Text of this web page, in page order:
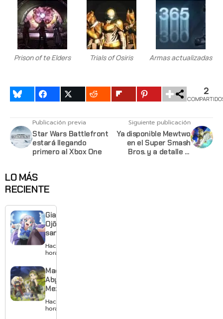
Prison of te Elders Trials of Osiris Armas actualizadas
2
Publicación previa
Star Wars Battlefront
estará llegando
primero al Xbox One
Siguiente publicación
Ya disponible Mewtwo
en el Super Smash
Bros. y a detalle la
LO MÁS
RECIENTE
Giant
Ojō-
sama
revela
visual y
estreno
para
enero de
Hace 18
horas
Made in
Abyss:
Mezameru
Shinpi
revela
Hace 20
horas